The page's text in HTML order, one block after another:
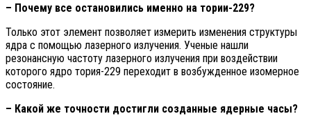
– Почему все остановились именно на тории-229?
Только этот элемент позволяет измерить изменения структуры
ядра с помощью лазерного излучения. Ученые нашли
резонансную частоту лазерного излучения при воздействии
которого ядро тория-229 переходит в возбужденное изомерное
состояние.
– Какой же точности достигли созданные ядерные часы?